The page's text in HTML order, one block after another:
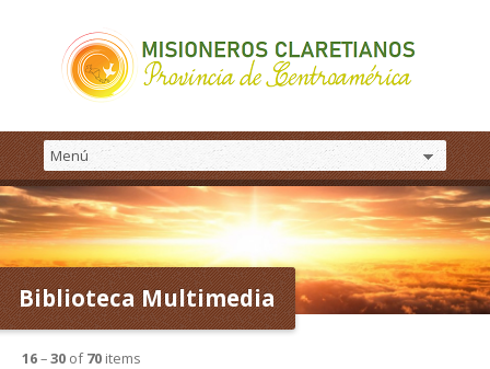
Biblioteca Multimedia
16–30 of70 items